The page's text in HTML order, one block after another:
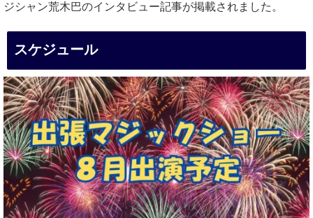
ジシャン荒木巴のインタビュー記事が掲載されました。
スケジュール